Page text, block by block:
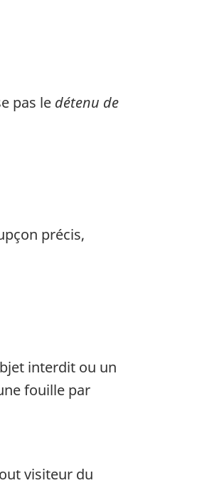
pas le détenu de
précis,
interdit ou un
fouille par
visiteur du